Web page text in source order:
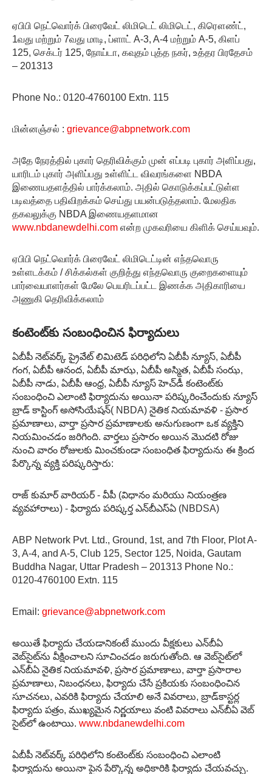
ஏபிபி நெட்வொர்க் பிரைவேட் லிமிடெட் லிமிடெட், கிரௌண்ட்,
1வது மற்றும் 7வது மாடி, ப்ளாட் A-3, A-4 மற்றும் A-5, கிளப்
125, செக்டர் 125, நோய்டா, கவுதம் புத்த நகர், உத்தர பிரதேசம்
– 201313
Phone No.: 0120-4760100 Extn. 115
மின்னஞ்சல் : grievance@abpnetwork.com
அதே நேரத்தில் புகார் தெரிவிக்கும் முன் எப்படி புகார் அளிப்பது,
யாரிடம் புகார் அளிப்பது உள்ளிட்ட விவரங்களை NBDA
இணையதளத்தில் பார்க்கலாம். அதில் கொடுக்கப்பட்டுள்ள
படிவத்தை பதிவிறக்கம் செய்து பயன்படுத்தலாம். மேலதிக
தகவலுக்கு NBDA இணையதளமான
www.nbdanewdelhi.com என்ற முகவரியை கிளிக் செய்யவும்.
ஏபிபி நெட்வொர்க் பிரைவேட் லிமிடெட்டின் எந்தவொரு
உள்ளடக்கம் / சிக்கல்கள் குறித்து எந்தவொரு குறைகளையும்
பார்வையாளர்கள் மேலே பெயரிடப்பட்ட இணக்க அதிகாரியை
அணுகி தெரிவிக்கலாம்
కంటెంట్‌కు సంబంధించిన ఫిర్యాదులు
ఏబీపీ నెట్‌వర్క్ ప్రైవేట్ లిమిటెడ్ పరిధిలోని ఏబీపీ న్యూస్, ఏబీపీ
గంగ, ఏబీపీ ఆనంద, ఏబీపీ మాఝ, ఏబీపీ అస్మిత, ఏబీపీ సంఝ,
ఏబీపీ నాడు, ఏబీపీ ఆంధ్ర, ఏబీపీ న్యూస్ హెచ్‌డీ కంటెంట్‌కు
సంబంధించి ఎలాంటి ఫిర్యాదును అయినా పరిష్కరించేందుకు న్యూస్
బ్రాడ్ కాస్టింగ్ అసోసియేషన్( NBDA) నైతిక నియమావళి - ప్రసార
ప్రమాణాలు, వార్తా ప్రసార ప్రమాణాలకు అనుగుణంగా ఒక వ్యక్తిని
నియమించడం జరిగింది. వార్తలు ప్రసారం అయిన మొదటి రోజు
నుంచి వారం రోజులకు మించకుండా సంబంధిత ఫిర్యాదును ఈ క్రింద
పేర్కొన్న వ్యక్తి పరిష్కరిస్తారు:
రాజ్ కుమార్ వారియర్ - వీపీ (విధానం మరియు నియంత్రణ
వ్యవహారాలు) - ఫిర్యాదు పరిష్కర్త ఎన్‌బీఎస్ఏ (NBDSA)
ABP Network Pvt. Ltd., Ground, 1st, and 7th Floor, Plot A-
3, A-4, and A-5, Club 125, Sector 125, Noida, Gautam
Buddha Nagar, Uttar Pradesh – 201313 Phone No.:
0120-4760100 Extn. 115
Email: grievance@abpnetwork.com
అయితే ఫిర్యాదు చేయడానికంటే ముందు వీక్షకులు ఎన్‌బీఏ
వెబ్‌సైట్‌ను వీక్షించాలని సూచించడం జరుగుతోంది. ఆ వెబ్‌సైట్‌లో
ఎన్‌బీఏ నైతిక నియమావళి, ప్రసార ప్రమాణాలు, వార్తా ప్రసారాల
ప్రమాణాలు, నిబంధనలు, ఫిర్యాదు చేసే ప్రకియకు సంబంధించిన
సూచనలు, ఎవరికి ఫిర్యాదు చేయాలి అనే వివరాలు, బ్రాడ్‌కాస్టర్ల
ఫిర్యాదు పత్రం, ముఖ్యమైన నిర్ణయాలు వంటి వివరాలు ఎన్‌బీఏ వెబ్
సైట్‌లో ఉంటాయి. www.nbdanewdelhi.com
ఏబీపీ నెట్‌వర్క్ పరిధిలోని కంటెంట్‌కు సంబంధించి ఎలాంటి
ఫిర్యాదును అయినా పైన పేర్కొన్న అధికారికి ఫిర్యాదు చేయవచ్చు.